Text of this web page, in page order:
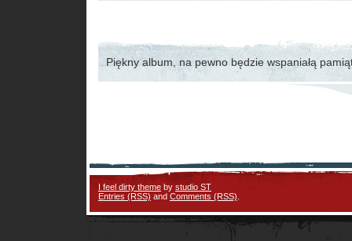
Piękny album, na pewno będzie wspaniałą
I feel dirty theme by studio ST
Entries (RSS) and Comments (RSS)